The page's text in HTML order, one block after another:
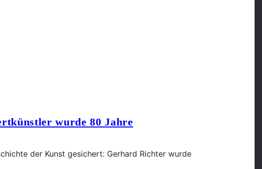
wurde 80 Jahre
der Kunst gesichert: Gerhard Richter wurde